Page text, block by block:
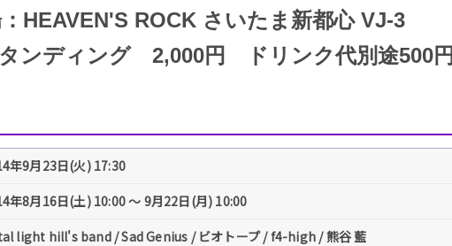
HEAVEN'S ROCK さいたま新都心 VJ-3
ンディング 2,000円 ドリンク代別途500円
年9月23日(火) 17:30
年8月16日(土) 10:00 〜 9月22日(月) 10:00
light hill's band / Sad Genius / ビオトープ / f4-high / 熊谷 藍